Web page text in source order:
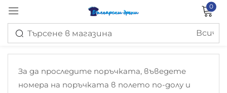
0
За да проследите поръчката, въведете
номера на поръчката в полето по-долу и
Вход